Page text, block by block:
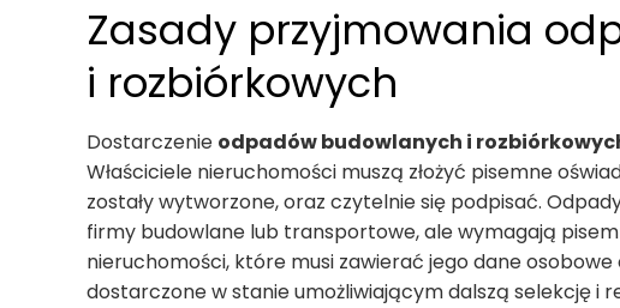
Zasady przyjmowania
i rozbiórkowych
Dostarczenie odpadów budowlanych i
Właściciele nieruchomości muszą złożyć pisemne
zostały wytworzone, oraz czytelnie się podpisać.
firmy budowlane lub transportowe, ale wymagają
nieruchomości, które musi zawierać jego dane
dostarczone w stanie umożliwiającym dalszą selekcję i